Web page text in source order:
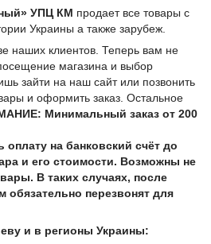
УПЦ КМ продает все товары с
Украины а также зарубеж.
наших клиентов. Теперь вам не
магазина и выбор
зайти на наш сайт или позвонить
и оформить заказ. Остальное
Минимальный заказ от 200
на банковский счёт до
и его стоимости. Возможны не
В таких случаях, после
обязательно перезвонят для
и в регионы Украины: